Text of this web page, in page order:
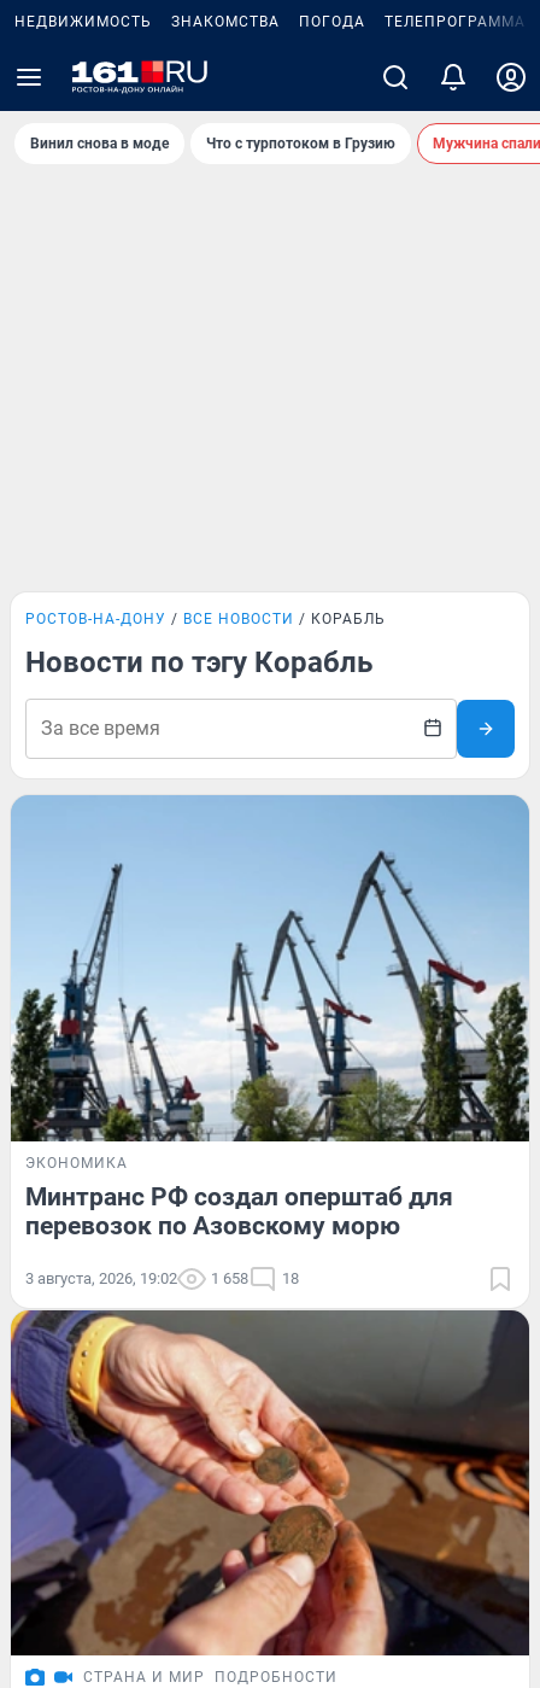
НЕДВИЖИМОСТЬ ЗНАКОМСТВА ПОГОДА ТЕЛЕПРОГРАММА
Винил снова в моде Что с турпотоком в Грузию Мужчина
РОСТОВ-НА-ДОНУ ВСЕ НОВОСТИ КОРАБЛЬ
Новости по тэгу Корабль
ЭКОНОМИКА
Минтранс РФ создал оперштаб для
перевозок по Азовскому морю
3 августа, 2026, 19:02 1 658 18
СТРАНА И МИР ПОДРОБНОСТИ